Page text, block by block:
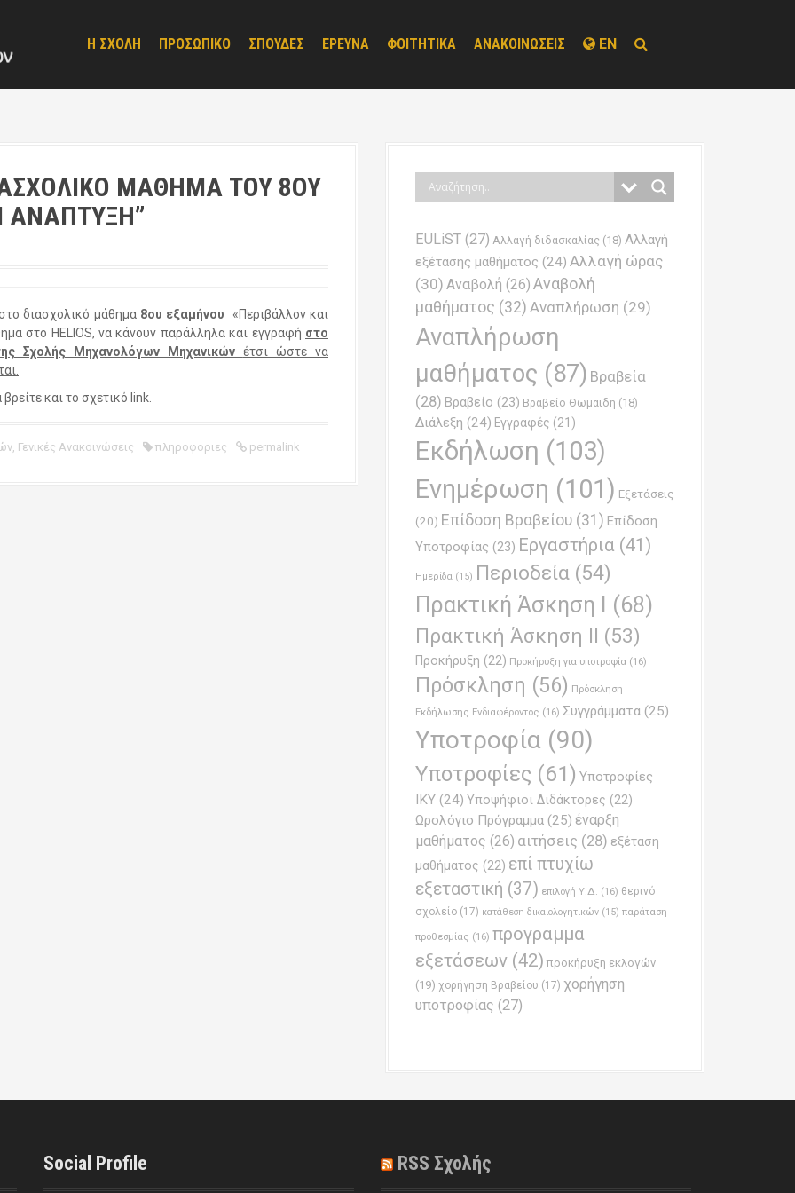
Η ΣΧΟΛΗ ΠΡΟΣΩΠΙΚΟ ΣΠΟΥΔΕΣ ΕΡΕΥΝΑ ΦΟΙΤΗΤΙΚΑ ΑΝΑΚΟΙΝΩΣΕΙΣ EN
ΜΑΘΗΜΑ ΤΟΥ 8ΟΥ
ΑΝΑΠΤΥΞΗ”
διασχολικό μάθημα 8ου εξαμήνου «Περιβάλλον και
στο HELIOS, να κάνουν παράλληλα και εγγραφή στο
Σχολής Μηχανολόγων Μηχανικών έτσι ώστε να
και το σχετικό link.
Γενικές Ανακοινώσεις πληροφοριες permalink
EULiST (27) Αλλαγή διδασκαλίας (18) Αλλαγή
εξέτασης μαθήματος (24) Αλλαγή ώρας
(30) Αναβολή (26) Αναβολή
μαθήματος (32) Αναπλήρωση (29)
Αναπλήρωση
μαθήματος (87) Βραβεία
(28) Βραβείο (23) Βραβείο Θωμαϊδη (18)
Διάλεξη (24) Εγγραφές (21)
Εκδήλωση (103)
Ενημέρωση (101) Εξετάσεις
(20) Επίδοση Βραβείου (31) Επίδοση
Υποτροφίας (23) Εργαστήρια (41)
Ημερίδα (15) Περιοδεία (54)
Πρακτική Άσκηση Ι (68)
Πρακτική Άσκηση ΙΙ (53)
Προκήρυξη (22) Προκήρυξη για υποτροφία (16)
Πρόσκληση (56) Πρόσκληση
Εκδήλωσης Ενδιαφέροντος (16) Συγγράμματα (25)
Υποτροφία (90)
Υποτροφίες (61) Υποτροφίες
ΙΚΥ (24) Υποψήφιοι Διδάκτορες (22)
Ωρολόγιο Πρόγραμμα (25) έναρξη
μαθήματος (26) αιτήσεις (28) εξέταση
μαθήματος (22) επί πτυχίω
εξεταστική (37) επιλογή Υ.Δ. (16) θερινό
σχολείο (17) κατάθεση δικαιολογητικών (15) παράταση
προθεσμίας (16) προγραμμα
εξετάσεων (42) προκήρυξη εκλογών
(19) χορήγηση Βραβείου (17) χορήγηση
υποτροφίας (27)
Social Profile RSS Σχολής